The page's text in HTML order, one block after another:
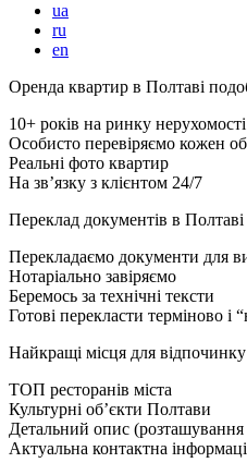
ua
ru
en
Оренда квартир в Полтаві
10+ років на ринку нерухомості
Особисто перевіряємо кожен
Реальні фото квартир
На зв’язку з клієнтом 24/7
Переклад документів в Полтаві
Перекладаємо документи для
Нотаріально завіряємо
Беремось за технічні тексти
Готові перекласти терміново і
Найкращі місця для
ТОП ресторанів міста
Культурні об’єкти Полтави
Детальний опис (розташування
Актуальна контактна